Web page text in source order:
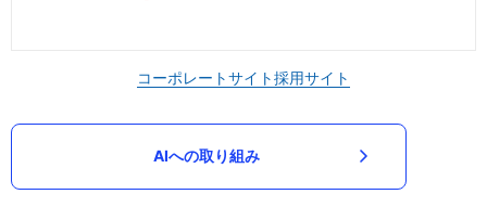
コーポレートサイト採用サイト
AIへの取り組み